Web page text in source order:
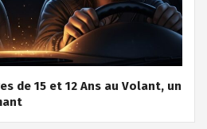
de 15 et 12 Ans au Volant, un